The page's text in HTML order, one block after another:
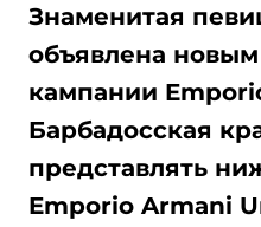
Знаменитая
объявлена
кампании
Барбадосская
представлять
Emporio Armani